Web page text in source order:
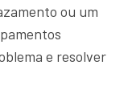
ou um
e resolver